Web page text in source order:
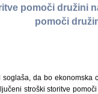
pomoči družini
pomoči
soglaša, da bo
stroški storitve